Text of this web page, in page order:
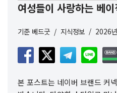
여성들이 사랑하는 베
기준 베드굿 지식정보 2026
본 포스트는 네이버 브랜드 커